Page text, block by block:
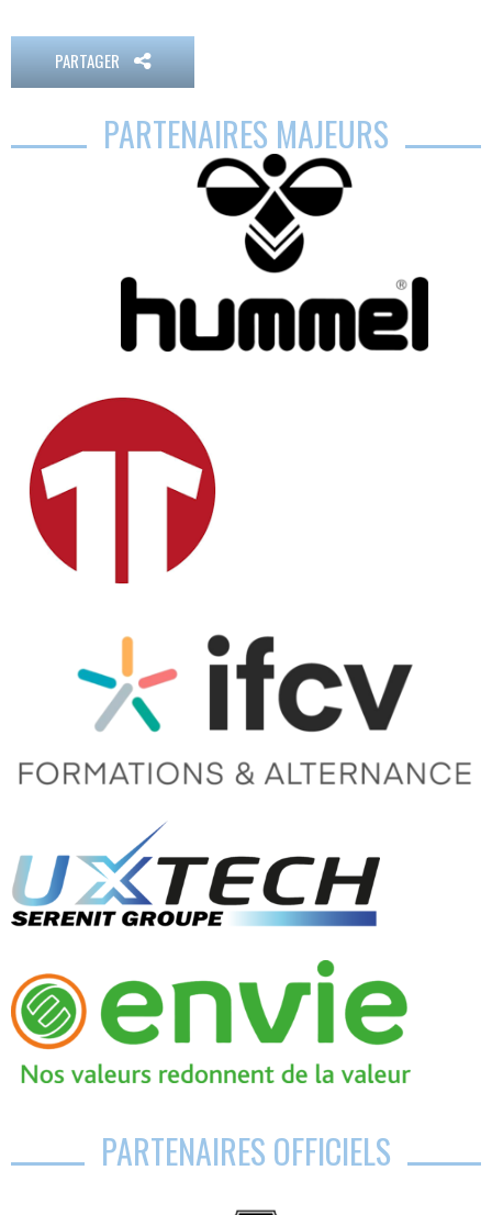
PARTAGER
PARTENAIRES MAJEURS
PARTENAIRES OFFICIELS